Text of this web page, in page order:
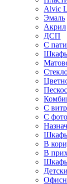
Alvic
Эмаль
Акрил
ДСП
С
С
С
В
В